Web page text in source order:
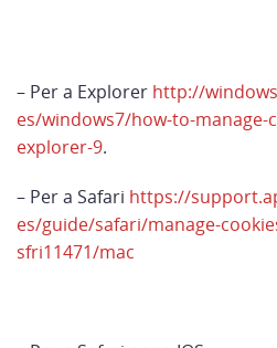
– Per a Explorer http://
es/windows7/how-to-
explorer-9.
– Per a Safari https://
es/guide/safari/manage-
sfri11471/mac